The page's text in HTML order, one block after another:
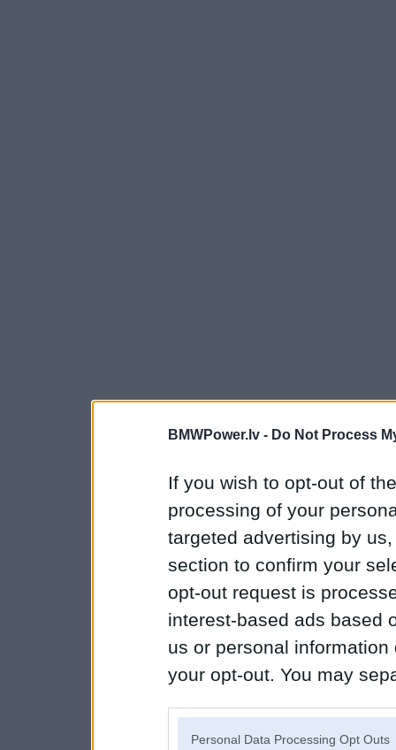
BMWPower.lv - Do Not Process
If you wish to opt-out of
processing of your
targeted advertising by
section to confirm your
opt-out request is
interest-based ads based
us or personal
your opt-out. You may
Personal Data Processing Opt Outs